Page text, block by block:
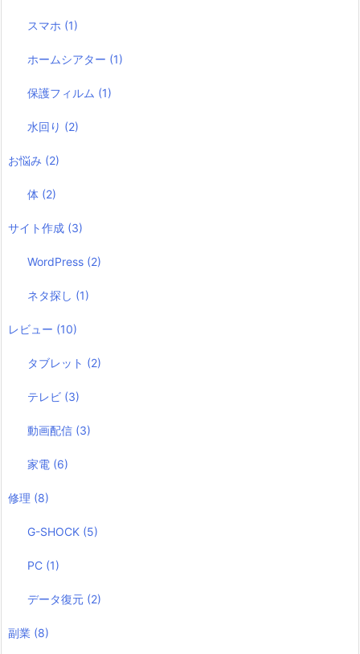
スマホ (1)
ホームシアター (1)
保護フィルム (1)
水回り (2)
お悩み (2)
体 (2)
サイト作成 (3)
WordPress (2)
ネタ探し (1)
レビュー (10)
タブレット (2)
テレビ (3)
動画配信 (3)
家電 (6)
修理 (8)
G-SHOCK (5)
PC (1)
データ復元 (2)
副業 (8)